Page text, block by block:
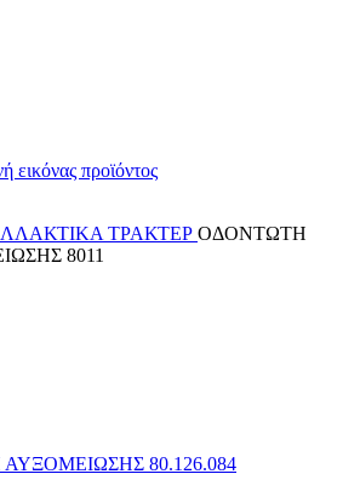
ΤΡΑΚΤΕΡ ΟΔΟΝΤΩΤΗ
8011
80.126.084